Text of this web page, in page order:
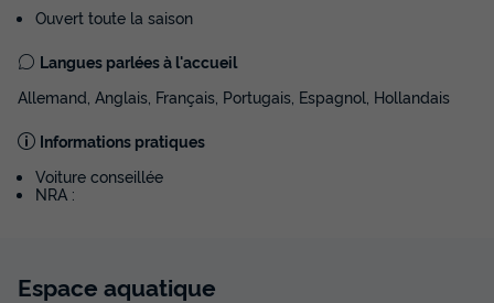
Meilleur prix pour 7 nuits
Voir les disponibilités
Ouvert toute la saison
Langues parlées à l'accueil
Allemand, Anglais, Français, Portugais, Espagnol, Hollandais
Informations pratiques
Voiture conseillée
NRA :
Espace aquatique